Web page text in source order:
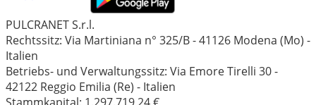
PULCRANET S.r.l.
Rechtssitz: Via Martiniana n° 325/B - 41126 Modena (Mo) -
Italien
Betriebs- und Verwaltungssitz: Via Emore Tirelli 30 -
42122 Reggio Emilia (Re) - Italien